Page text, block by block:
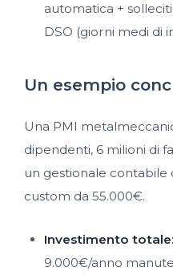
automatica +
DSO (giorni medi di
Un esempio
Una PMI
dipendenti, 6 milioni di
un gestionale contabile
custom da 55.000€.
Investimento totale:
9.000€/anno